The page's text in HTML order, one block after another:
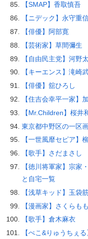
【SMAP】香取慎吾
【ニデック】永守重
【俳優】阿部寛
【芸術家】草間彌生
【自由民主党】河野
【キーエンス】滝崎
【俳優】舘ひろし
【住吉会幸平一家】
【Mr.Children】桜井
東京都中野区の一区
【一世風靡セピア】
【歌手】さだまさし
【徳川将軍家】宗家
と自宅一覧
【浅草キッド】玉袋
【漫画家】さくらも
【歌手】倉木麻衣
【ぺこ&りゅうちぇ